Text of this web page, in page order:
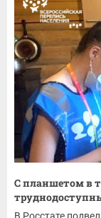
С планшетом в